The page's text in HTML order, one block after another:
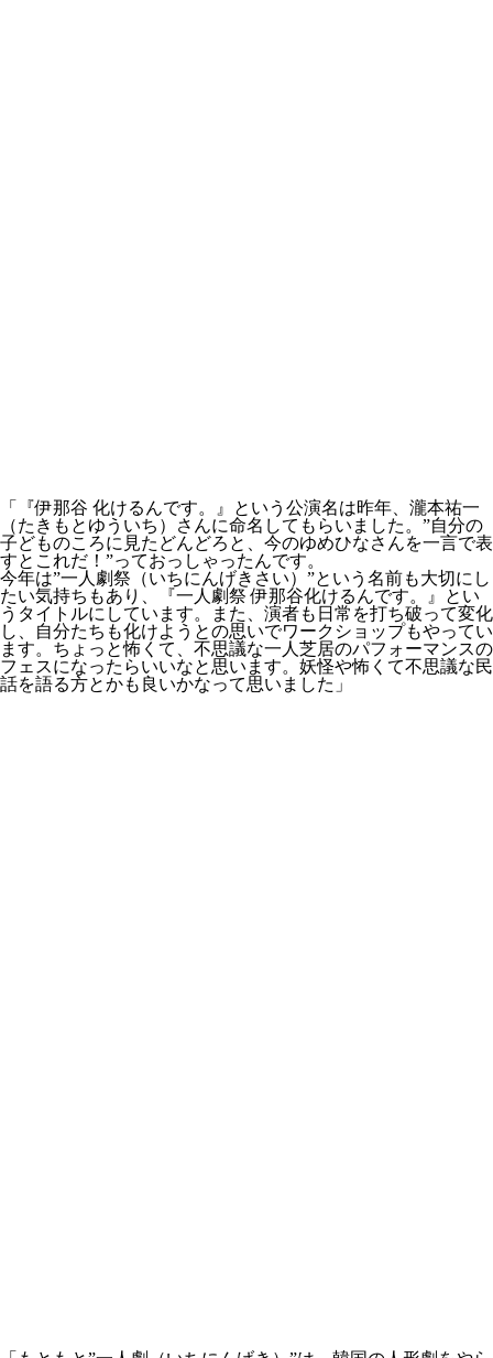
「 『伊那谷 化けるんです。』 という公演名は昨年、 瀧本祐一
（たきもとゆういち）さんに命名してもらいました。 ”自分の
子どものころに見たどんどろと、今のゆめひなさんを一言で表
すとこれだ！”っておっしゃったんです。
今年は”一人劇祭（いちにんげきさい）”という名前も大切にし
たい気持ちもあり、
『一人劇祭 伊那谷化けるんです。』
とい
うタイトルにしています。また、演者も日常を打ち破って変化
し、自分たちも化けようとの思いでワークショップもやってい
ます。ちょっと怖くて、不思議な一人芝居のパフォーマンスの
フェスになったらいいなと思います。妖怪や怖くて不思議な民
話を語る方とかも良いかなって思いました」